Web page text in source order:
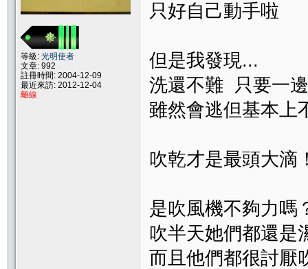
等級: 光明使者
文章: 992
註冊時間: 2004-12-09
最近來訪: 2012-12-04
離線
只好自己動手啦
但是我發現...
洗還不難 只要一
雖然會逃但基本上
吹乾才是最頭大滴
是吹風機不夠力嗎
吹半天她們都還是
而且他們都很討厭